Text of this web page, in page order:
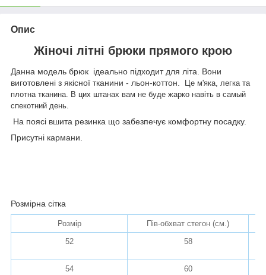
Опис
Жіночі літні брюки прямого крою
Данна модель брюк ідеально підходит для літа. Вони
виготовлені з якісної тканини - льон-коттон.
Це м'яка, легка та
плотна тканина. В цих штанах вам не буде жарко навіть в самый
спекотний день.
На поясі вшита резинка що забезпечує комфортну посадку.
Присутні кармани.
Розмірна сітка
Розмір Пів-обхват стегон (см.)
52
58
54
60